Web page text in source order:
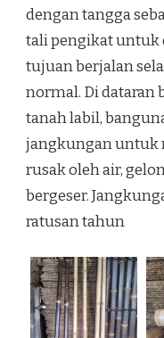
dengan tangga
tali pengikat untuk
tujuan berjalan
normal. Di dataran
tanah labil,
jangkungan untuk
rusak oleh air,
bergeser.
ratusan tahun